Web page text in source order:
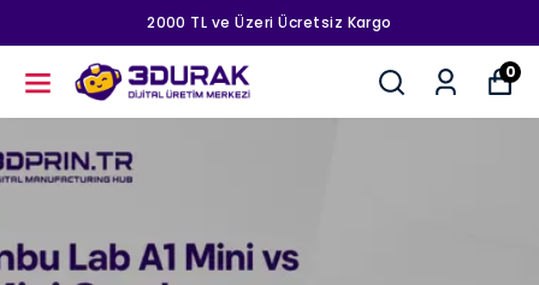
2000 TL ve Üzeri Ücretsiz Kargo
0